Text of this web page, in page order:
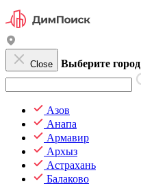
Close Выберите город
Азов
Анапа
Армавир
Архыз
Астрахань
Балаково